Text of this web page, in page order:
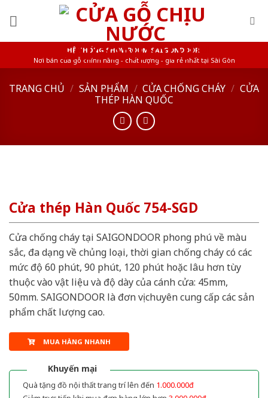
HỆ THỐNG SHOWROOM SAIGONDOOR
Nơi bán cửa gỗ chính hãng - chất lượng - giá rẻ nhất tại Sài Gòn
TRANG CHỦ / SẢN PHẨM / CỬA CHỐNG CHÁY / CỬA
THÉP HÀN QUỐC
Cửa thép Hàn Quốc 754-SGD
Cửa chống cháy tại SAIGONDOOR phong phú về màu
sắc, đa dạng về chủng loại, thời gian chống cháy có các
mức độ 60 phút, 90 phút, 120 phút hoặc lâu hơn tùy
thuộc vào vật liệu và độ dày của cánh cửa: 45mm,
50mm. SAIGONDOOR là đơn vị chuyên cung cấp các sản
phẩm chất lượng cao.
MUA HÀNG NHANH
Khuyến mại
Quà tặng đồ nội thất trang trí lên đến 1.000.000đ